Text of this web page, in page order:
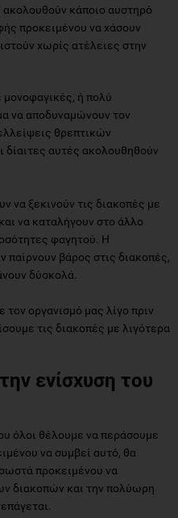
ακολουθούν κάποιο αυστηρό
προκειμένου να χάσουν
χωρίς ατέλειες στην
ή πολύ
να αποδυναμώνουν τον
θρεπτικών
δίαιτες αυτές ακολουθηθούν
να ξεκινούν τις διακοπές με
να καταλήγουν στο άλλο
φαγητού. Η
βάρος στις διακοπές,
δύσκολά.
οργανισμό μας λίγο πριν
τις διακοπές με λιγότερα
ενίσχυση του
όλοι θέλουμε να περάσουμε
να συμβεί αυτό, θα
προκειμένου να
διακοπών και την πολύωρη